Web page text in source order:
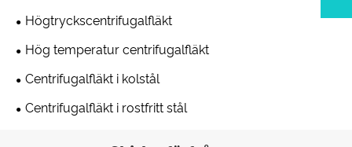
Högtryckscentrifugalfläkt
Hög temperatur centrifugalfläkt
Centrifugalfläkt i kolstål
Centrifugalfläkt i rostfritt stål